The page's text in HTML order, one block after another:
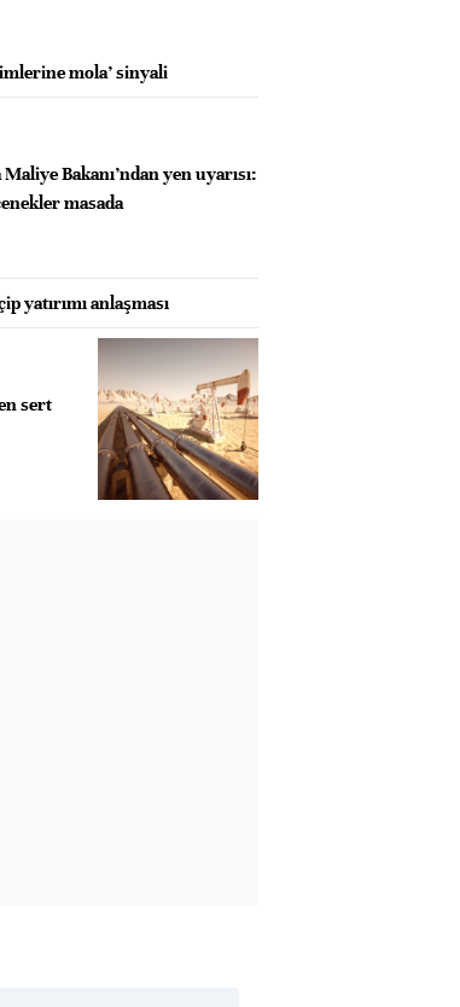
mola’ sinyali
Bakanı’ndan yen uyarısı:
masada
yatırımı anlaşması
sert